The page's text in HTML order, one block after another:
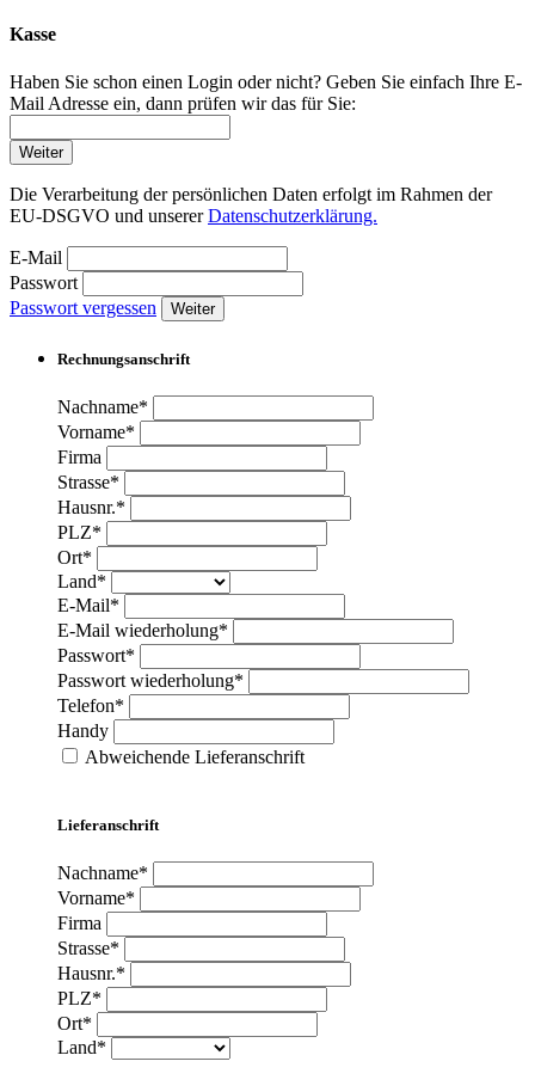
Kasse
Haben Sie schon einen Login oder nicht? Geben Sie einfach Ihre E-
Mail Adresse ein, dann prüfen wir das für Sie:
Weiter
Die Verarbeitung der persönlichen Daten erfolgt im Rahmen der
EU-DSGVO und unsererDatenschutzerklärung.
E-Mail
Passwort
Passwort vergessen
Weiter
Rechnungsanschrift
Nachname*
Vorname*
Firma
Strasse*
Hausnr.*
PLZ*
Ort*
Land*
E-Mail*
E-Mail wiederholung*
Passwort*
Passwort wiederholung*
Telefon*
Handy
Abweichende Lieferanschrift
Lieferanschrift
Nachname*
Vorname*
Firma
Strasse*
Hausnr.*
PLZ*
Ort*
Land*